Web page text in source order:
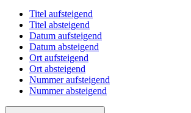
Titel aufsteigend
Titel absteigend
Datum aufsteigend
Datum absteigend
Ort aufsteigend
Ort absteigend
Nummer aufsteigend
Nummer absteigend